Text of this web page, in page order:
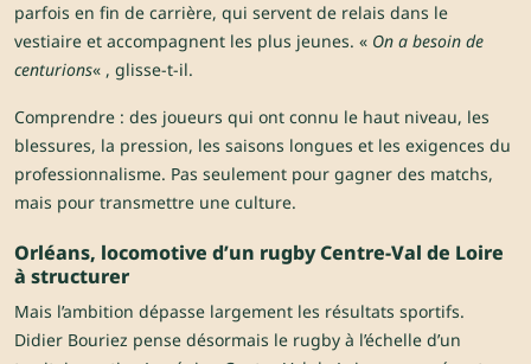
parfois en fin de carrière, qui servent de relais dans le
vestiaire et accompagnent les plus jeunes. « On a besoin de
centurions« , glisse-t-il.
Comprendre : des joueurs qui ont connu le haut niveau, les
blessures, la pression, les saisons longues et les exigences du
professionnalisme. Pas seulement pour gagner des matchs,
mais pour transmettre une culture.
Orléans, locomotive d’un rugby Centre-Val de Loire
à structurer
Mais l’ambition dépasse largement les résultats sportifs.
Didier Bouriez pense désormais le rugby à l’échelle d’un